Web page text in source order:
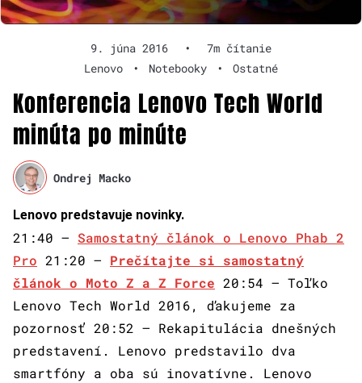
9. júna 2016 •
7m čítanie
Lenovo
• Notebooky • Ostatné
Konferencia Lenovo Tech World
minúta po minúte
Ondrej Macko
Lenovo predstavuje novinky.
21:40 – Samostatný článok o Lenovo Phab 2
Pro 21:20 – Prečítajte si samostatný
článok o Moto Z a Z Force 20:54 – Toľko
Lenovo Tech World 2016, ďakujeme za
pozornosť 20:52 – Rekapitulácia dnešných
predstavení. Lenovo predstavilo dva
smartfóny a oba sú inovatívne. Lenovo